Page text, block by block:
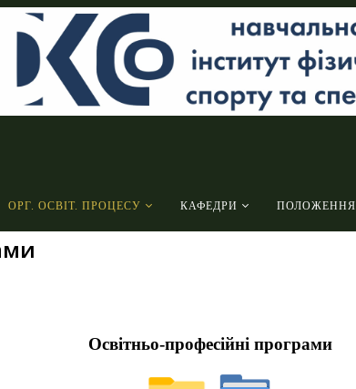
ОРГ. ОСВІТ. ПРОЦЕСУ КАФЕДРИ ПОЛОЖЕННЯ
Освітньо-професійні програми